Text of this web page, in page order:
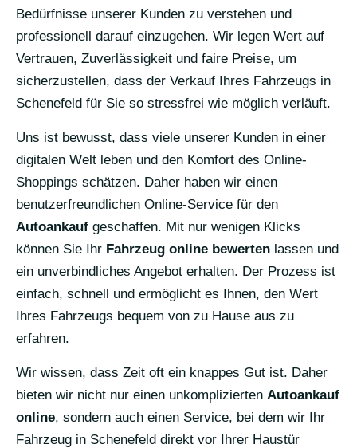
Bedürfnisse unserer Kunden zu verstehen und
professionell darauf einzugehen. Wir legen Wert auf
Vertrauen, Zuverlässigkeit und faire Preise, um
sicherzustellen, dass der Verkauf Ihres Fahrzeugs in
Schenefeld für Sie so stressfrei wie möglich verläuft.
Uns ist bewusst, dass viele unserer Kunden in einer
digitalen Welt leben und den Komfort des Online-
Shoppings schätzen. Daher haben wir einen
benutzerfreundlichen Online-Service für den
Autoankauf geschaffen. Mit nur wenigen Klicks
können Sie Ihr Fahrzeug online bewerten lassen und
ein unverbindliches Angebot erhalten. Der Prozess ist
einfach, schnell und ermöglicht es Ihnen, den Wert
Ihres Fahrzeugs bequem von zu Hause aus zu
erfahren.
Wir wissen, dass Zeit oft ein knappes Gut ist. Daher
bieten wir nicht nur einen unkomplizierten Autoankauf
online, sondern auch einen Service, bei dem wir Ihr
Fahrzeug in Schenefeld direkt vor Ihrer Haustür